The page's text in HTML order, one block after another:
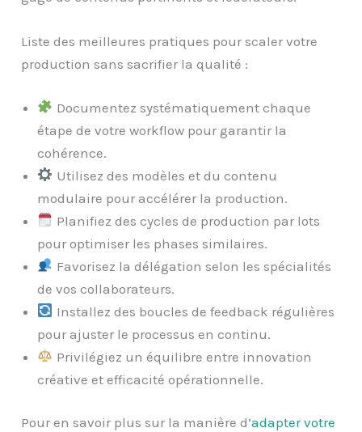
Liste des meilleures pratiques pour scaler votre
production sans sacrifier la qualité :
Documentez systématiquement chaque
étape de votre workflow pour garantir la
cohérence.
Utilisez des modèles et du contenu
modulaire pour accélérer la production.
Planifiez des cycles de production par lots
pour optimiser les phases similaires.
Favorisez la délégation selon les spécialités
de vos collaborateurs.
Installez des boucles de feedback régulières
pour ajuster le processus en continu.
Privilégiez un équilibre entre innovation
créative et efficacité opérationnelle.
Pour en savoir plus sur la manière d’adapter votre